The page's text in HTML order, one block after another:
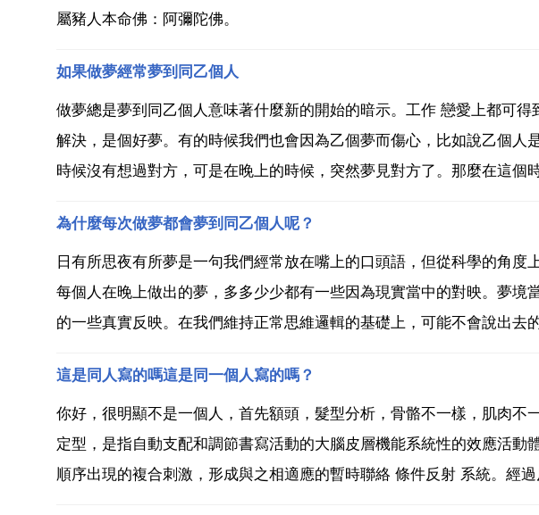
屬豬人本命佛：阿彌陀佛。
如果做夢經常夢到同乙個人
做夢總是夢到同乙個人意味著什麼新的開始的暗示。工作 戀愛上都可
解決，是個好夢。有的時候我們也會因為乙個夢而傷心，比如說乙個人
時候沒有想過對方，可是在晚上的時候，突然夢見對方了。那麼在這個
為什麼每次做夢都會夢到同乙個人呢？
日有所思夜有所夢是一句我們經常放在嘴上的口頭語，但從科學的角度
每個人在晚上做出的夢，多多少少都有一些因為現實當中的對映。夢境
的一些真實反映。在我們維持正常思維邏輯的基礎上，可能不會說出去
這是同人寫的嗎這是同一個人寫的嗎？
你好，很明顯不是一個人，首先額頭，髮型分析，骨骼不一樣，肌肉不
定型，是指自動支配和調節書寫活動的大腦皮層機能系統性的效應活動
順序出現的複合刺激，形成與之相適應的暫時聯絡 條件反射 系統。經